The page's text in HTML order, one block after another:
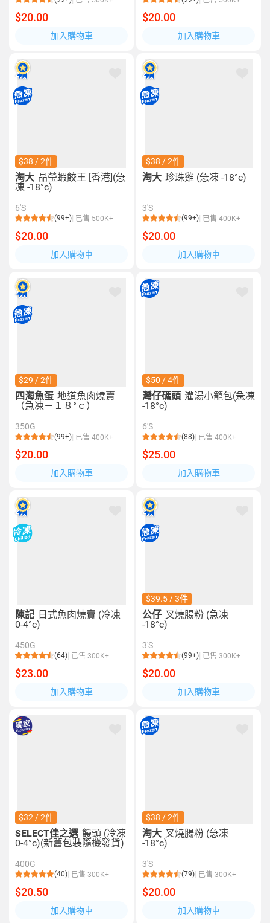
$20.00
加入購物車
$20.00
加入購物車
$38 / 2件
淘大 晶瑩蝦餃王 [香港](急
凍 -18°c)
6'S
(99+) 已售 500K+
$20.00
加入購物車
$38 / 2件
淘大 珍珠雞 (急凍 -18°c)
3'S
(99+) 已售 400K+
$20.00
加入購物車
$29 / 2件
四海魚蛋 地道魚肉燒賣
（急凍－１８°ｃ）
350G
(99+) 已售 400K+
$20.00
加入購物車
$50 / 4件
灣仔碼頭 灌湯小籠包(急凍
-18°c)
6'S
(88) 已售 400K+
$25.00
加入購物車
陳記 日式魚肉燒賣 (冷凍
0-4°c)
450G
(64) 已售 300K+
$23.00
加入購物車
$39.5 / 3件
公仔 叉燒腸粉 (急凍
-18°c)
3'S
(99+) 已售 300K+
$20.00
加入購物車
$32 / 2件
SELECT佳之選 饅頭 (冷凍
0-4°c)(新舊包裝隨機發貨)
400G
(40) 已售 300K+
$20.50
加入購物車
$38 / 2件
淘大 叉燒腸粉 (急凍
-18°c)
3'S
(79) 已售 300K+
$20.00
加入購物車